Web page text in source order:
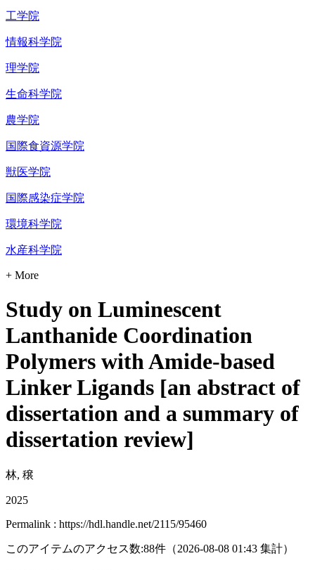
工学院
情報科学院
理学院
生命科学院
農学院
国際食資源学院
獣医学院
国際感染症学院
環境科学院
水産科学院
+ More
Study on Luminescent
Lanthanide Coordination
Polymers with Amide-based
Linker Ligands [an abstract of
dissertation and a summary of
dissertation review]
林, 穣
2025
Permalink : https://hdl.handle.net/2115/95460
このアイテムのアクセス数:88件 （2026-08-08 01:43 集計）